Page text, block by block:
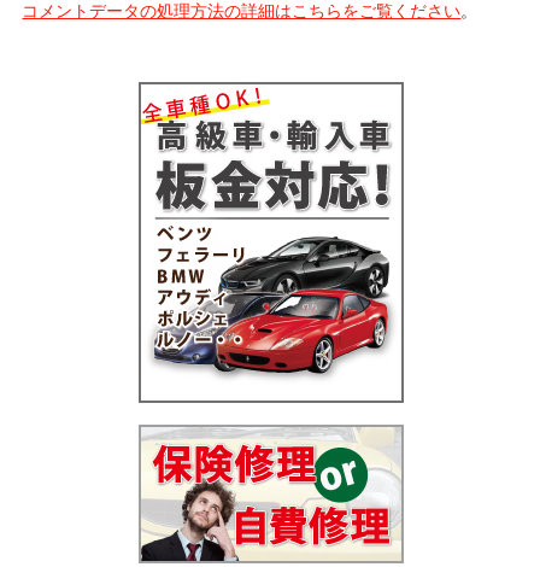
コメントデータの処理方法の詳細はこちらをご覧ください。